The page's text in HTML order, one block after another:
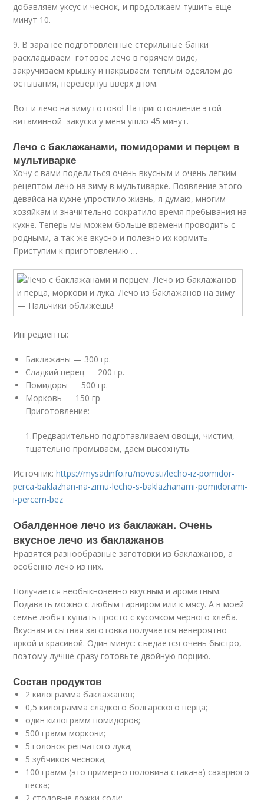
добавляем уксус и чеснок, и продолжаем тушить еще
минут 10.
9. В заранее подготовленные стерильные банки
раскладываем готовое лечо в горячем виде,
закручиваем крышку и накрываем теплым одеялом до
остывания, перевернув вверх дном.
Вот и лечо на зиму готово! На приготовление этой
витаминной закуски у меня ушло 45 минут.
Лечо с баклажанами, помидорами и перцем в
мультиварке
Хочу с вами поделиться очень вкусным и очень легким
рецептом лечо на зиму в мультиварке. Появление этого
девайса на кухне упростило жизнь, я думаю, многим
хозяйкам и значительно сократило время пребывания на
кухне. Теперь мы можем больше времени проводить с
родными, а так же вкусно и полезно их кормить.
Приступим к приготовлению …
Ингредиенты:
Баклажаны — 300 гр.
Сладкий перец — 200 гр.
Помидоры — 500 гр.
Морковь — 150 гр
Приготовление:
1.Предварительно подготавливаем овощи, чистим,
тщательно промываем, даем высохнуть.
Источник:https://mysadinfo.ru/novosti/lecho-iz-pomidor-
perca-baklazhan-na-zimu-lecho-s-baklazhanami-pomidorami-
i-percem-bez
Обалденное лечо из баклажан. Очень
вкусное лечо из баклажанов
Нравятся разнообразные заготовки из баклажанов, а
особенно лечо из них.
Получается необыкновенно вкусным и ароматным.
Подавать можно с любым гарниром или к мясу. А в моей
семье любят кушать просто с кусочком черного хлеба.
Вкусная и сытная заготовка получается невероятно
яркой и красивой. Один минус: съедается очень быстро,
поэтому лучше сразу готовьте двойную порцию.
Состав продуктов
2 килограмма баклажанов;
0,5 килограмма сладкого болгарского перца;
один килограмм помидоров;
500 грамм моркови;
5 головок репчатого лука;
5 зубчиков чеснока;
100 грамм (это примерно половина стакана) сахарного
песка;